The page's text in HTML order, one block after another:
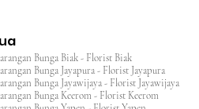
Bunga Biak - Florist Biak
Bunga Jayapura - Florist Jayapura
Bunga Jayawijaya - Florist Jayawijaya
Bunga Keerom - Florist Keerom